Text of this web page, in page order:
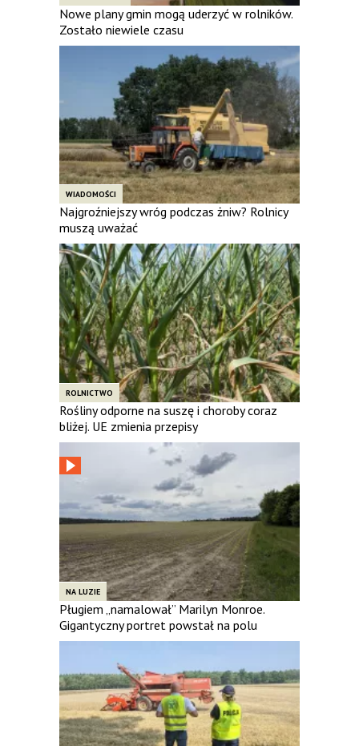
Nowe plany gmin mogą uderzyć w rolników.
Zostało niewiele czasu
WIADOMOŚCI
Najgroźniejszy wróg podczas żniw? Rolnicy
muszą uważać
ROLNICTWO
Rośliny odporne na suszę i choroby coraz
bliżej. UE zmienia przepisy
NA LUZIE
Pługiem „namalował” Marilyn Monroe.
Gigantyczny portret powstał na polu